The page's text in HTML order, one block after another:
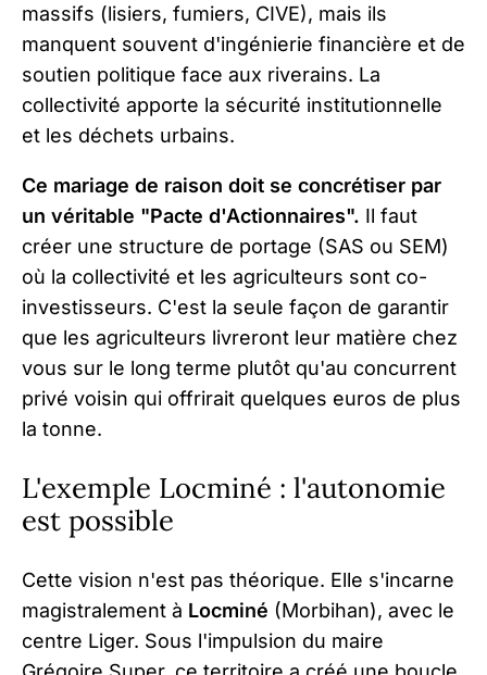
massifs (lisiers, fumiers, CIVE), mais ils
manquent souvent d'ingénierie financière et de
soutien politique face aux riverains. La
collectivité apporte la sécurité institutionnelle
et les déchets urbains.
Ce mariage de raison doit se concrétiser par
un véritable "Pacte d'Actionnaires". Il faut
créer une structure de portage (SAS ou SEM)
où la collectivité et les agriculteurs sont co-
investisseurs. C'est la seule façon de garantir
que les agriculteurs livreront leur matière chez
vous sur le long terme plutôt qu'au concurrent
privé voisin qui offrirait quelques euros de plus
la tonne.
L'exemple Locminé : l'autonomie
est possible
Cette vision n'est pas théorique. Elle s'incarne
magistralement à Locminé (Morbihan), avec le
centre Liger. Sous l'impulsion du maire